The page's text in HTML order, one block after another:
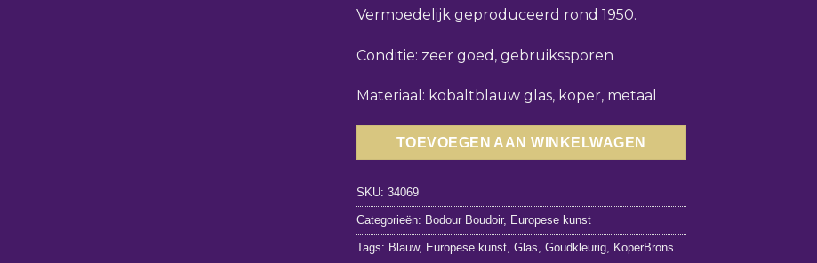
Vermoedelijk geproduceerd rond 1950.
Conditie: zeer goed, gebruikssporen
Materiaal: kobaltblauw glas, koper, metaal
TOEVOEGEN AAN WINKELWAGEN
SKU:34069
Categorieën: Bodour Boudoir, Europese kunst
Tags: Blauw, Europese kunst ,Glas ,Goudkleurig KoperBrons